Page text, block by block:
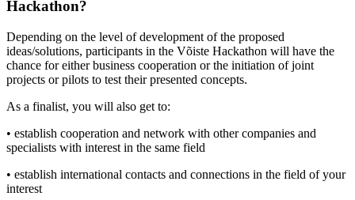
Hackathon?
Depending on the level of development of the proposed
ideas/solutions, participants in the Võiste Hackathon will have the
chance for either business cooperation or the initiation of joint
projects or pilots to test their presented concepts.
As a finalist, you will also get to:
• establish cooperation and network with other companies and
specialists with interest in the same field
• establish international contacts and connections in the field of your
interest